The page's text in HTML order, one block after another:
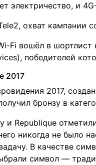
электричество, и
охват кампании
Fi вошёл в
победителей
2017
2017,
бронзу в
и Republique
никогда не было
В качестве
символ —